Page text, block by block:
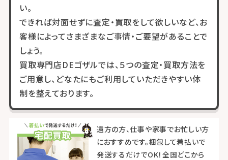
い。
できれば対面せずに査定・買取をして欲しいなど、お
客様によってさまざまなご事情・ご要望があることで
しょう。
買取専門店DEゴザルでは、５つの査定・買取方法を
ご用意し、どなたにもご利用していただきやすい体
制を整えております。
遠方の方、仕事や家事でお忙しい方
におすすめです。梱包して着払いで
発送するだけでOK！全国どこから